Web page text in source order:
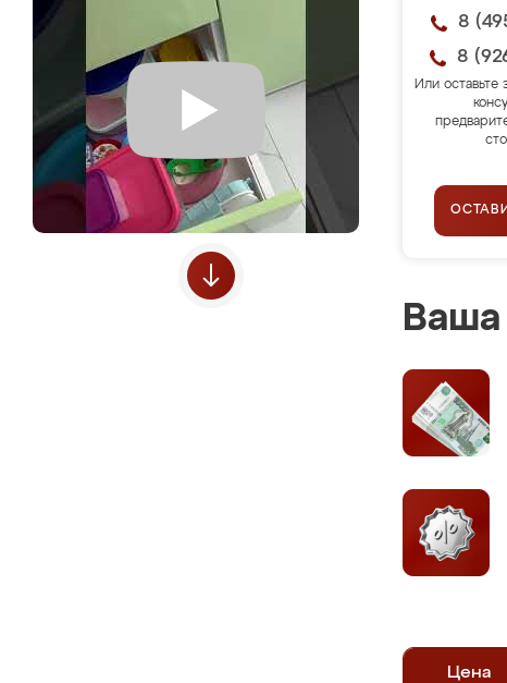
8
8
Или оставьте
Цена